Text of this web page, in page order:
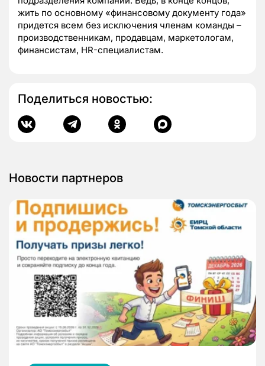
жить по основному «финансовому документу года»
придется всем без исключения членам команды –
производственникам, продавцам, маркетологам,
финансистам, HR-специалистам.
Поделиться новостью:
Новости партнеров